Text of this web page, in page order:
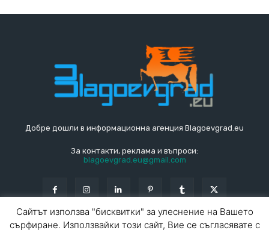
Добре дошли в информационна агенция Blagoevgrad.eu
За контакти, реклама и въпроси:
blagoevgrad.eu@gmail.com
Сайтът използва "бисквитки" за улеснение на Вашето
сърфиране. Използвайки този сайт, Вие се съгласявате с